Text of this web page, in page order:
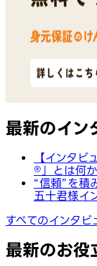
最新のイン
【インタ
®︎」とは何
“信頼”を積
五十君様イ
すべてのインタビ
最新のお役